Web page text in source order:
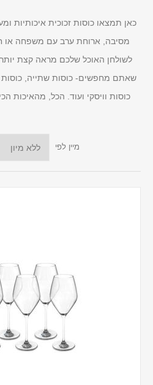
כאן תמצאו כוסות זכוכית איכותיות
מסיבה, ארוחת ערב עם משפחה או
לשולחן האוכל שלכם מראה קצת
שאתם מחפשים- כוסות שתייה, כוסות
כוסות וויסקי ועוד. הכל, מהאיכות
מיין לפי